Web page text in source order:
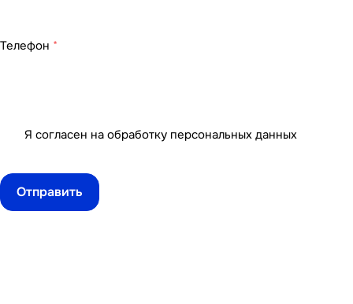
Телефон *
Я согласен на обработку персональных данных